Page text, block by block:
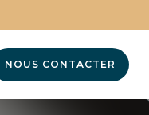
NOUS CONTACTER